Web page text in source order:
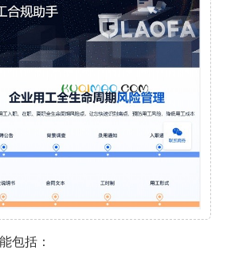
包括：